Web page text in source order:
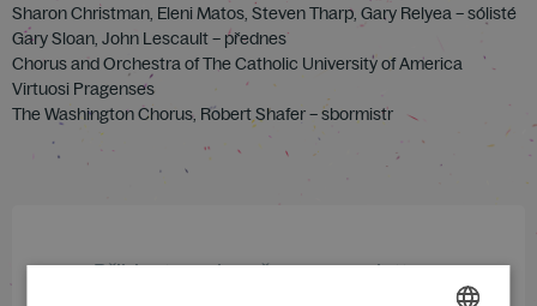
Sharon Christman, Eleni Matos, Steven Tharp, Gary Relyea – sólisté
Gary Sloan, John Lescault – přednes
Chorus and Orchestra of The Catholic University of America
Virtuosi Pragenses
The Washington Chorus, Robert Shafer – sbormistr
Přihlaste se k našemu newsletteru